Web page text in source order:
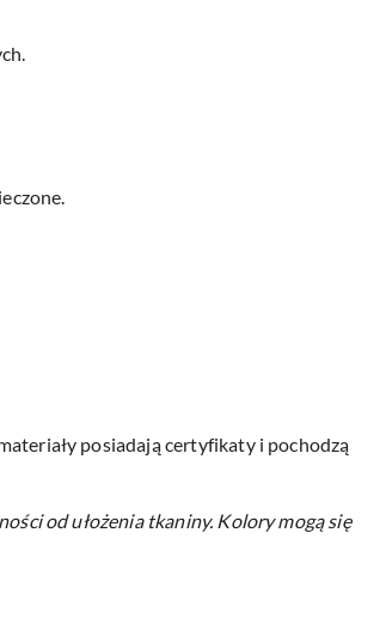
posiadają certyfikaty i pochodzą
od ułożenia tkaniny. Kolory mogą się